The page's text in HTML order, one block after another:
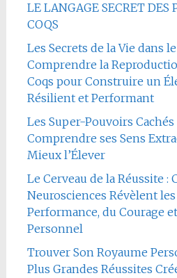
LE LANGAGE SECRET DES
COQS
Les Secrets de la Vie dans
Comprendre la
Coqs pour Construire un
Résilient et Performant
Les Super-Pouvoirs Cachés
Comprendre ses Sens
Mieux l’Élever
Le Cerveau de la Réussite :
Neurosciences Révèlent
Performance, du Courage
Personnel
Trouver Son Royaume
Plus Grandes Réussites